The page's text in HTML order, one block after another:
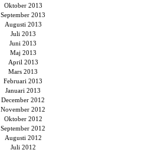
Oktober 2013
September 2013
Augusti 2013
Juli 2013
Juni 2013
Maj 2013
April 2013
Mars 2013
Februari 2013
Januari 2013
December 2012
November 2012
Oktober 2012
September 2012
Augusti 2012
Juli 2012